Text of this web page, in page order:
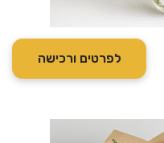
לפרטים ורכישה